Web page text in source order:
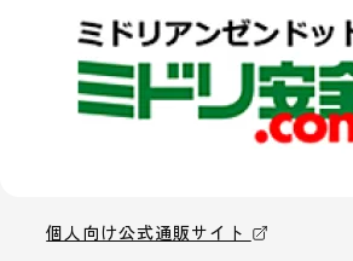
個人向け公式通販サイト